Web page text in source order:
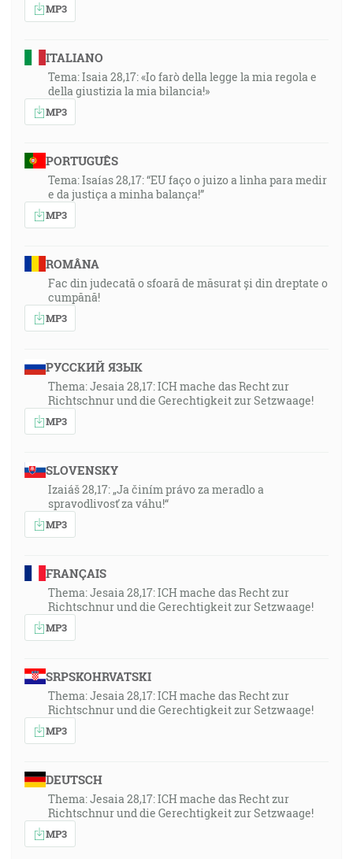
MP3
ITALIANO
Tema: Isaia 28,17: «Io farò della legge la mia regola e
della giustizia la mia bilancia!»
MP3
PORTUGUÊS
Tema: Isaías 28,17: “EU faço o juizo a linha para medir
e da justiça a minha balança!”
MP3
ROMÂNA
Fac din judecată o sfoară de măsurat și din dreptate o
cumpănă!
MP3
РУССКИЙ ЯЗЫК
Thema: Jesaia 28,17: ICH mache das Recht zur
Richtschnur und die Gerechtigkeit zur Setzwaage!
MP3
SLOVENSKY
Izaiáš 28,17: „Ja činím právo za meradlo a
spravodlivosť za váhu!“
MP3
FRANÇAIS
Thema: Jesaia 28,17: ICH mache das Recht zur
Richtschnur und die Gerechtigkeit zur Setzwaage!
MP3
SRPSKOHRVATSKI
Thema: Jesaia 28,17: ICH mache das Recht zur
Richtschnur und die Gerechtigkeit zur Setzwaage!
MP3
DEUTSCH
Thema: Jesaia 28,17: ICH mache das Recht zur
Richtschnur und die Gerechtigkeit zur Setzwaage!
MP3